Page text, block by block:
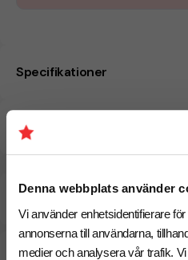
Denna webbplats använder
Vi använder enhetsidentifierare
annonserna till användarna,
medier och analysera vår trafik.
Specifikationer
Pristabell
31 Augusti
Snabbare